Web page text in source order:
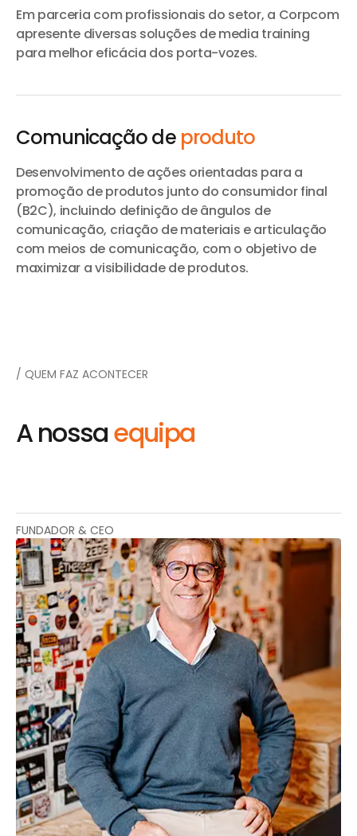
Em parceria com profissionais do setor, a Corpcom
apresente diversas soluções de media training
para melhor eficácia dos porta-vozes.
Comunicação de produto
Desenvolvimento de ações orientadas para a
promoção de produtos junto do consumidor final
(B2C), incluindo definição de ângulos de
comunicação, criação de materiais e articulação
com meios de comunicação, com o objetivo de
maximizar a visibilidade de produtos.
/ QUEM FAZ ACONTECER
A nossaequipa
FUNDADOR & CEO